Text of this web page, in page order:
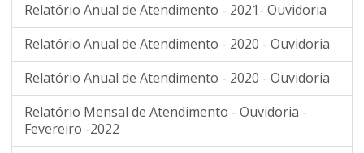
Relatório Anual de Atendimento - 2021- Ouvidoria
Relatório Anual de Atendimento - 2020 - Ouvidoria
Relatório Anual de Atendimento - 2020 - Ouvidoria
Relatório Mensal de Atendimento - Ouvidoria -
Fevereiro -2022